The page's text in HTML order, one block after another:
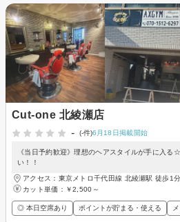
Cut-one 北綾瀬店
-
(-件)6月18日掲載開始
《当日予約歓迎》理想のヘアスタイルが手に入る
い！！
アクセス：東京メトロ千代田線 北綾瀬駅 徒歩1分
カット単価： ￥2,500～
◎ 本日空席あり ポイントが貯まる・使える